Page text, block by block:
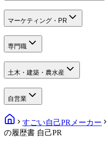
マーケティング・PR
専門職
土木・建築・農水産
自営業
すごい自己PRメーカー
の履歴書 自己PR